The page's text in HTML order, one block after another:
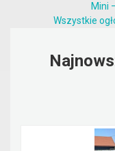
Mini
Wszystkie